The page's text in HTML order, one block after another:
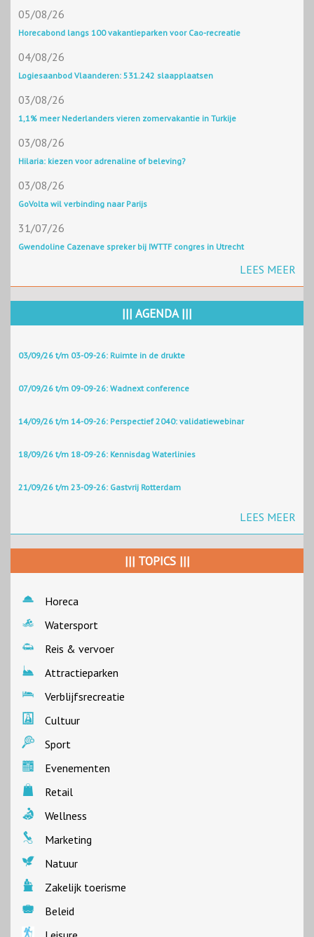
05/08/26
Horecabond langs 100 vakantieparken voor Cao-recreatie
04/08/26
Logiesaanbod Vlaanderen: 531.242 slaapplaatsen
03/08/26
1,1% meer Nederlanders vieren zomervakantie in Turkije
03/08/26
Hilaria: kiezen voor adrenaline of beleving?
03/08/26
GoVolta wil verbinding naar Parijs
31/07/26
Gwendoline Cazenave spreker bij IWTTF congres in Utrecht
LEES MEER
||| AGENDA |||
03/09/26 t/m 03-09-26: Ruimte in de drukte
07/09/26 t/m 09-09-26: Wadnext conference
14/09/26 t/m 14-09-26: Perspectief 2040: validatiewebinar
18/09/26 t/m 18-09-26: Kennisdag Waterlinies
21/09/26 t/m 23-09-26: Gastvrij Rotterdam
LEES MEER
||| TOPICS |||
Horeca
Watersport
Reis & vervoer
Attractieparken
Verblijfsrecreatie
Cultuur
Sport
Evenementen
Retail
Wellness
Marketing
Natuur
Zakelijk toerisme
Beleid